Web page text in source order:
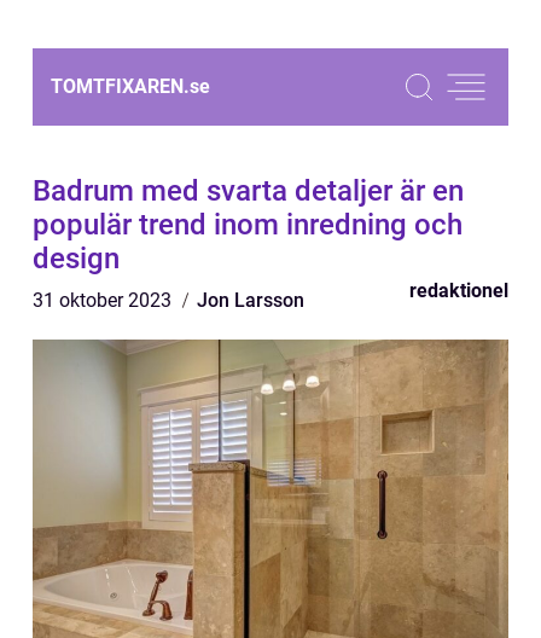
TOMTFIXAREN.se
Badrum med svarta detaljer är en
populär trend inom inredning och
design
31 oktober 2023 Jon Larsson redaktionel